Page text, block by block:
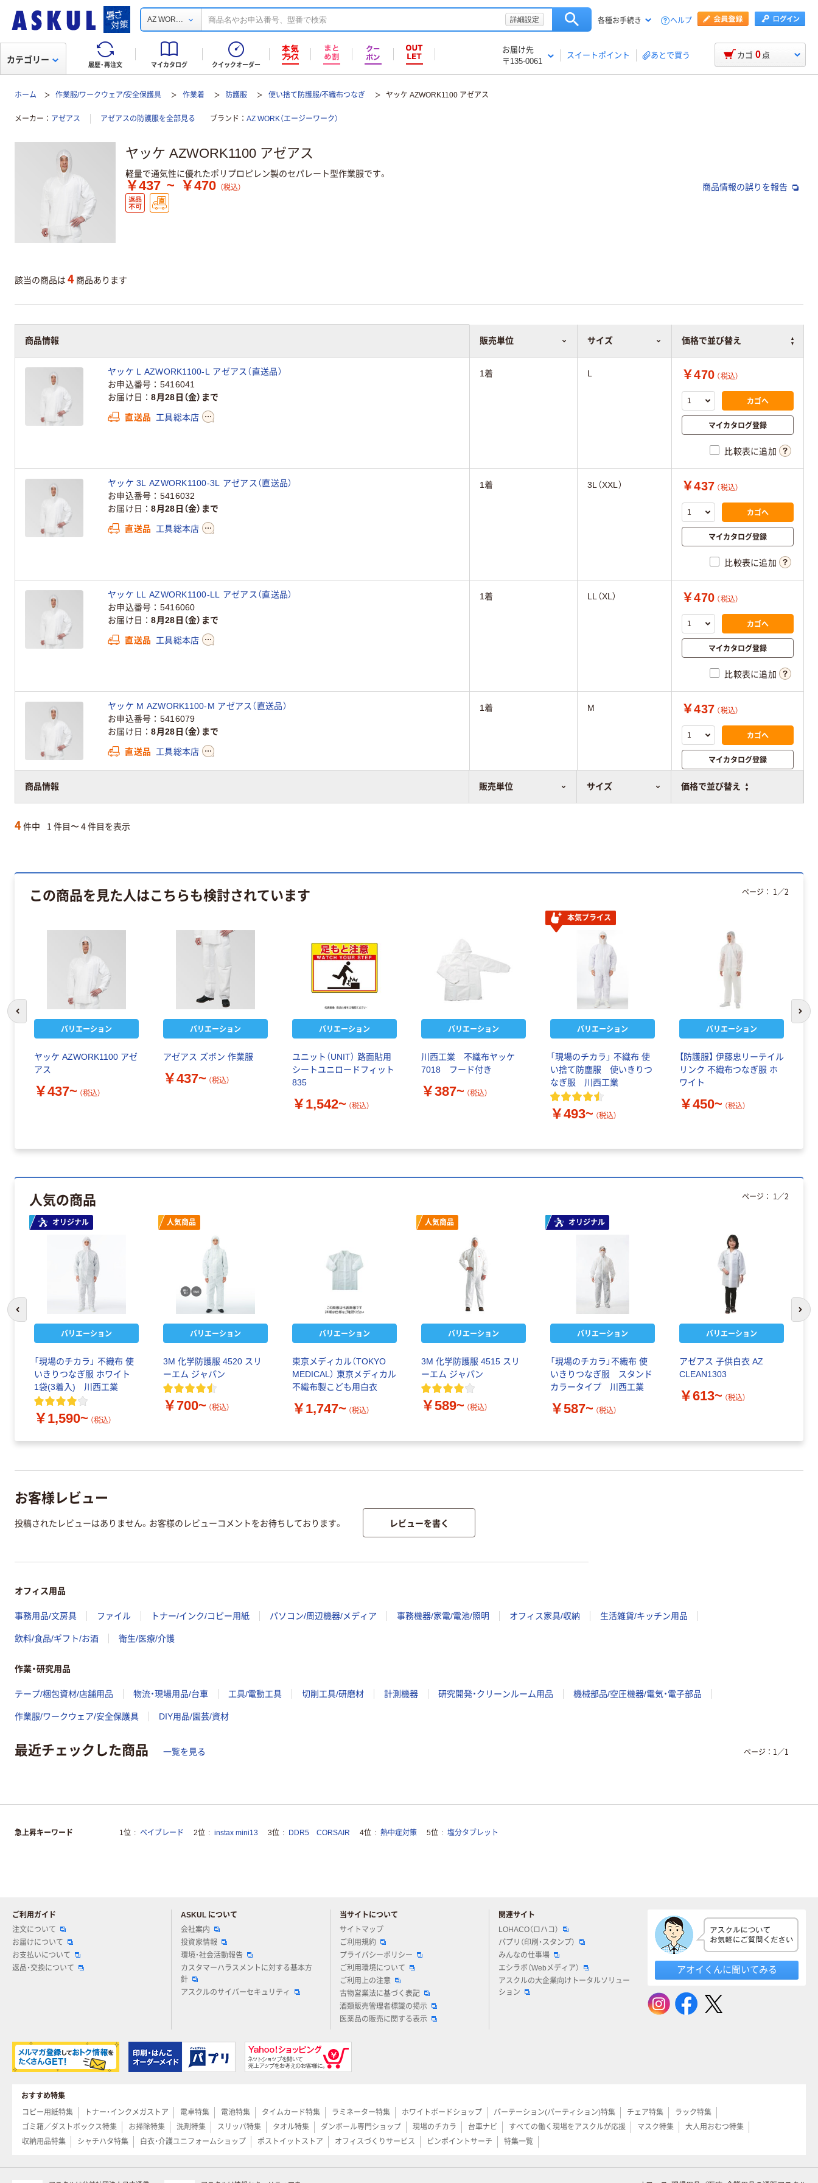
AZ WOR... 詳細設定 各種お手続き ヘルプ
履歴・再注文 マイカタログ クイックオーダー
お届け先
〒135-0061
スイートポイント あとで買う
カテゴリー カゴ 0 点
ホーム 作業服/ワークウェア/安全保護具 作業着 防護服 使い捨て防護服/不織布つなぎ ヤッケ AZWORK1100 アゼアス
メーカー アゼアス アゼアスの防護服を全部見る ブランド AZ WORK（エージーワーク）
ヤッケ AZWORK1100 アゼアス
軽量で通気性に優れたポリプロピレン製のセパレート型作業服です。
￥437 ~ ￥470 （税込） 商品情報の誤りを報告
該当の商品は 4 商品あります
商品情報 販売単位 サイズ 価格で並び替え
商品情報 販売単位 サイズ 価格で並び替え
ヤッケ L AZWORK1100-L アゼアス（直送品）
お申込番号
5416041
お届け日
8月28日（金）まで
直送品 工具総本店
1着 L ￥470 （税込）
カゴへ
マイカタログ登録
比較表に追加
ヤッケ 3L AZWORK1100-3L アゼアス（直送品）
お申込番号
5416032
お届け日
8月28日（金）まで
直送品 工具総本店
1着 3L（XXL） ￥437 （税込）
カゴへ
マイカタログ登録
比較表に追加
ヤッケ LL AZWORK1100-LL アゼアス（直送品）
お申込番号
5416060
お届け日
8月28日（金）まで
直送品 工具総本店
1着 LL（XL） ￥470 （税込）
カゴへ
マイカタログ登録
比較表に追加
ヤッケ M AZWORK1100-M アゼアス（直送品）
お申込番号
5416079
お届け日
8月28日（金）まで
直送品 工具総本店
1着 M ￥437 （税込）
カゴへ
マイカタログ登録
比較表に追加
4 件中 1 件目〜 4 件目を表示
この商品を見た人はこちらも検討されています
バリエーション
ヤッケ AZWORK1100 アゼ
アス
￥437~ （税込）
バリエーション
アゼアス ズボン 作業服
￥437~ （税込）
バリエーション
ユニット（UNIT） 路面貼用
シートユニロードフィット
835
￥1,542~ （税込）
バリエーション
川西工業 不織布ヤッケ
7018 フード付き
￥387~ （税込）
本気プライス
バリエーション
「現場のチカラ」 不織布 使
い捨て防塵服 使いきりつ
なぎ服 川西工業
￥493~ （税込）
バリエーション
【防護服】 伊藤忠リーテイル
リンク 不織布つなぎ服 ホ
ワイト
￥450~ （税込）
ページ： 1 ／2
前のスライドへ 次
人気の商品
オリジナル
バリエーション
「現場のチカラ」 不織布 使
いきりつなぎ服 ホワイト
1袋(3着入) 川西工業
￥1,590~ （税込）
人気商品
バリエーション
3M 化学防護服 4520 スリ
ーエム ジャパン
￥700~ （税込）
バリエーション
東京メディカル（TOKYO
MEDICAL） 東京メディカル
不織布製こども用白衣
￥1,747~ （税込）
人気商品
バリエーション
3M 化学防護服 4515 スリ
ーエム ジャパン
￥589~ （税込）
オリジナル
バリエーション
「現場のチカラ」不織布 使
いきりつなぎ服 スタンド
カラータイプ 川西工業
￥587~ （税込）
バリエーション
アゼアス 子供白衣 AZ
CLEAN1303
￥613~ （税込）
ページ： 1 ／2
次
お客様レビュー
投稿されたレビューはありません。お客様のレビューコメントをお待ちしております。 レビューを書く
オフィス用品
事務用品/文房具 ファイル トナー/インク/コピー用紙 パソコン/周辺機器/メディア 事務機器/家電/電池/照明 オフィス家具/収納 生活雑貨/キッチン用品
飲料/食品/ギフト/お酒 衛生/医療/介護
作業・研究用品
テープ/梱包資材/店舗用品 物流・現場用品/台車 工具/電動工具 切削工具/研磨材 計測機器 研究開発・クリーンルーム用品 機械部品/空圧機器/電気・電子部品
作業服/ワークウェア/安全保護具 DIY用品/園芸/資材
最近チェックした商品 一覧を見る ページ： 1 ／1
急上昇キーワード 1位 ベイブレード 2位 instax mini13 3位 DDR5 CORSAIR 4位 熱中症対策 5位 塩分タブレット
ご利用ガイド
注文について
お届けについて
お支払いについて
返品・交換について
ASKUL について
会社案内
投資家情報
環境・社会活動報告
カスタマーハラスメントに対する基本方
針
アスクルのサイバーセキュリティ
当サイトについて
サイトマップ
ご利用規約
プライバシーポリシー
ご利用環境について
ご利用上の注意
古物営業法に基づく表記
酒類販売管理者標識の掲示
医薬品の販売に関する表示
関連サイト
LOHACO（ロハコ）
パプリ（印刷・スタンプ）
みんなの仕事場
エシラボ（Webメディア）
アスクルの大企業向けトータルソリュー
ション
アオイくんに聞いてみる
おすすめ特集
コピー用紙特集
トナー・インクメガストア 電卓特集 電池特集 タイムカード特集 ラミネーター特集 ホワイトボードショップ パーテーション(パーティション)特集 チェア特集
ラック特集
ゴミ箱／ダストボックス特集
お掃除特集 洗剤特集 スリッパ特集 タオル特集 ダンボール専門ショップ 現場のチカラ 台車ナビ すべての働く現場をアスクルが応援 マスク特集
大人用おむつ特集
収納用品特集
シャチハタ特集 白衣・介護ユニフォームショップ ポストイットストア オフィスづくりサービス ピンポイントサーチ 特集一覧